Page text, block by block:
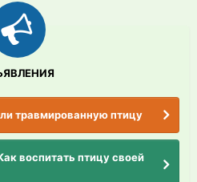
травмированную птицу
воспитать птицу своей